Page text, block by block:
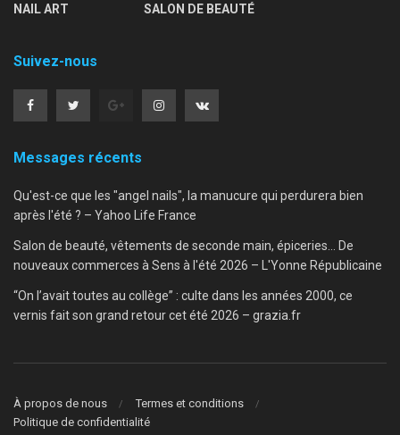
NAIL ART
SALON DE BEAUTÉ
Suivez-nous
Messages récents
Qu'est-ce que les "angel nails", la manucure qui perdurera bien
après l'été ? – Yahoo Life France
Salon de beauté, vêtements de seconde main, épiceries… De
nouveaux commerces à Sens à l'été 2026 – L'Yonne Républicaine
“On l’avait toutes au collège” : culte dans les années 2000, ce
vernis fait son grand retour cet été 2026 – grazia.fr
À propos de nous
Termes et conditions
Politique de confidentialité